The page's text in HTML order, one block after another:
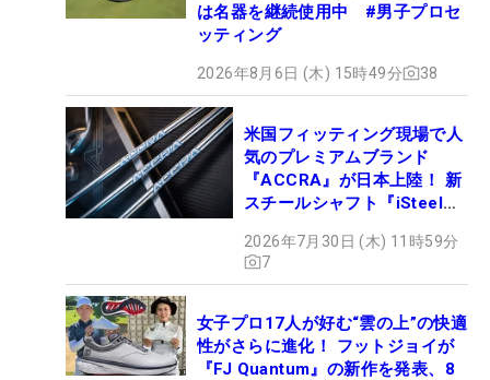
は名器を継続使用中 #男子プロセ
ッティング
2026年8月6日 (木) 15時49分 38
米国フィッティング現場で人
気のプレミアムブランド
『ACCRA』が日本上陸！ 新
スチールシャフト『iSteel
2026年7月30日 (木) 11時59分
7
女子プロ17人が好む“雲の上”の快適
性がさらに進化！ フットジョイが
『FJ Quantum』の新作を発表、8